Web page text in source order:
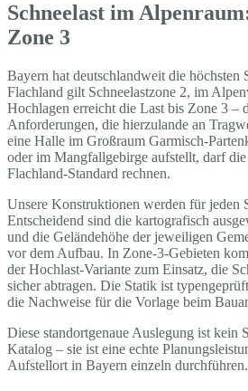
Schneelast im
Zone 3
Bayern hat deutschlandweit die höchsten
Flachland gilt Schneelastzone 2, im
Hochlagen erreicht die Last bis Zone 3 –
Anforderungen, die hierzulande an
eine Halle im Großraum Garmisch-
oder im Mangfallgebirge aufstellt, darf die
Flachland-Standard rechnen.
Unsere Konstruktionen werden für jeden
Entscheidend sind die kartografisch
und die Geländehöhe der jeweiligen
vor dem Aufbau. In Zone-3-Gebieten
der Hochlast-Variante zum Einsatz, die
sicher abtragen. Die Statik ist
die Nachweise für die Vorlage beim
Diese standortgenaue Auslegung ist kein
Katalog – sie ist eine echte
Aufstellort in Bayern einzeln durchführen.